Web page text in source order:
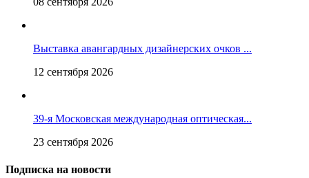
Выставка авангардных дизайнерских очков ...
12 сентября 2026
39-я Московская международная оптическая...
23 сентября 2026
Подписка на новости